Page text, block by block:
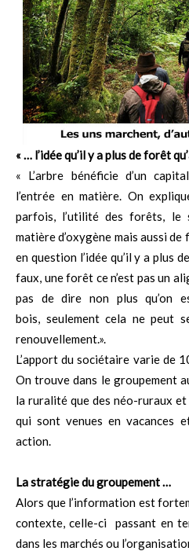
« … l’idée qu’il y a plus de forêt
« L’arbre bénéficie d’un
l’entrée en matière. On
parfois, l’utilité des forêts, le
matière d’oxygène mais aussi
en question l’idée qu’il y a plus
faux, une forêt ce n’est pas un
pas de dire non plus qu’on
bois, seulement cela ne peut
renouvellement.».
L’apport du sociétaire varie de
On trouve dans le groupement
la ruralité que des néo-ruraux
qui sont venues en vacances
action.
La stratégie du groupement …
Alors que l’information est
contexte, celle-ci passant en
dans les marchés ou